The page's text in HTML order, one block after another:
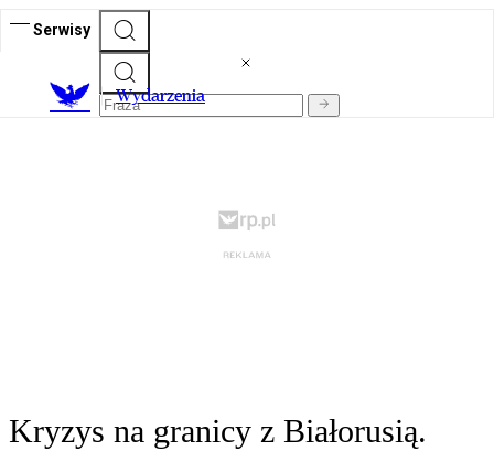
Serwisy
Wydarzenia
Kryzys na granicy z Białorusią.